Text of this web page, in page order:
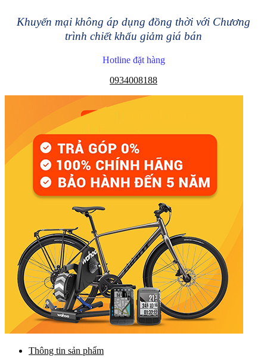
Khuyến mại không áp dụng đồng thời với Chương
trình chiết khấu giảm giá bán
Hotline đặt hàng
0934008188
Thông tin sản phẩm